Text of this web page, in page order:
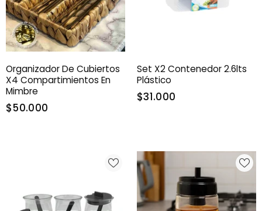
Organizador De Cubiertos
X4 Compartimientos En
Mimbre
$50.000
Set X2 Contenedor 2.6lts
Plástico
$31.000